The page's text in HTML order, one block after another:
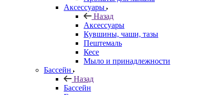
Аксессуары
Назад
Аксессуары
Кувшины, чаши, тазы
Пештемаль
Кесе
Мыло и принадлежности
Бассейн
Назад
Бассейн